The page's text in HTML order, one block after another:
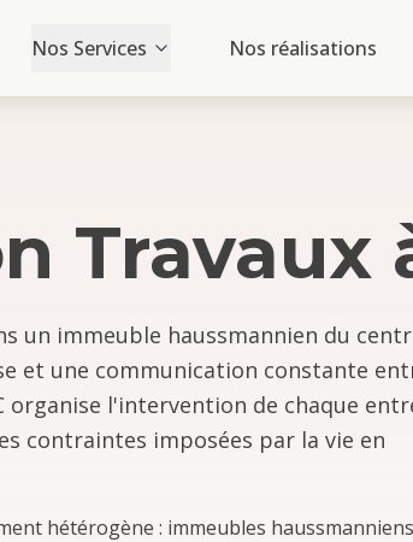
Nos Services Nos réalisations
Travaux
un immeuble haussmannien du
et une communication constante
l'intervention de chaque
contraintes imposées par la vie en
hétérogène : immeubles